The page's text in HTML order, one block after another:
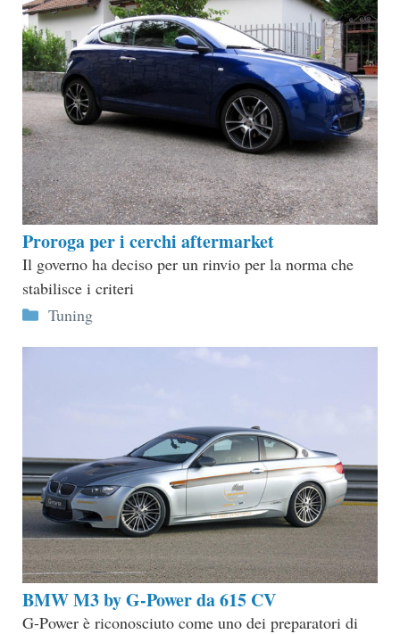
Proroga per i cerchi aftermarket
Il governo ha deciso per un rinvio per la norma che
stabilisce i criteri
Categorie
Tuning
BMW M3 by G-Power da 615 CV
G-Power è riconosciuto come uno dei preparatori di